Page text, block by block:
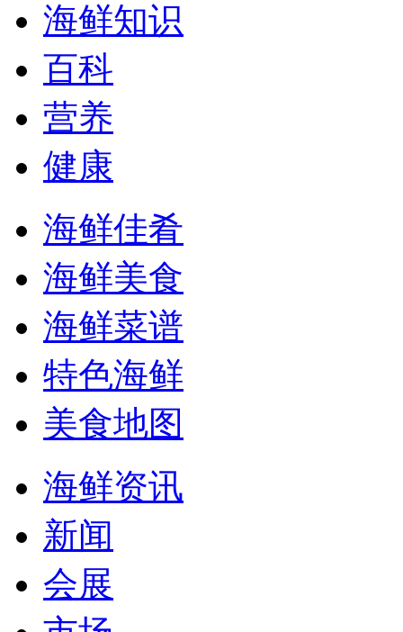
海鲜知识
百科
营养
健康
海鲜佳肴
海鲜美食
海鲜菜谱
特色海鲜
美食地图
海鲜资讯
新闻
会展